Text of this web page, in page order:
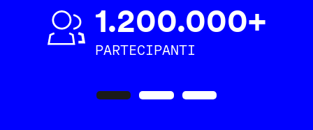
1.200.000+
PARTECIPANTI